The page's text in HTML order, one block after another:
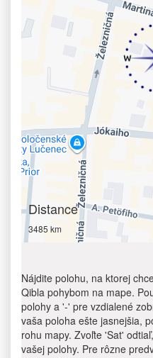
Distance
3485 km
Nájdite polohu, na ktorej
Qibla pohybom na mape.
polohy a '-' pre vzdialené
vaša poloha ešte jasnejšia,
rohu mapy. Zvoľte 'Sat'
vašej polohy. Pre rôzne